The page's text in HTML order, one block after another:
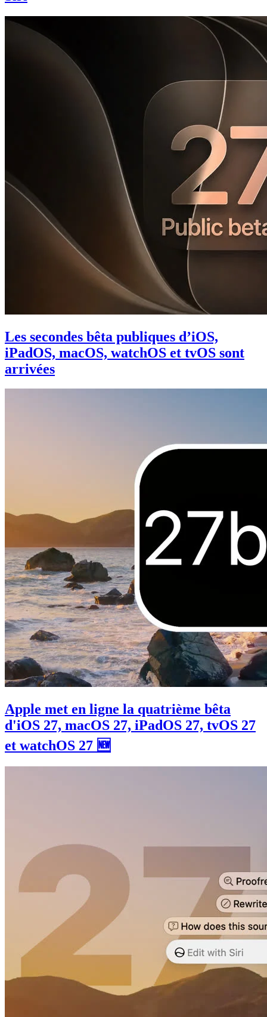
Les secondes bêta publiques d’iOS,
iPadOS, macOS, watchOS et tvOS sont
arrivées
Apple met en ligne la quatrième bêta
d'iOS 27, macOS 27, iPadOS 27, tvOS 27
et watchOS 27 🆕